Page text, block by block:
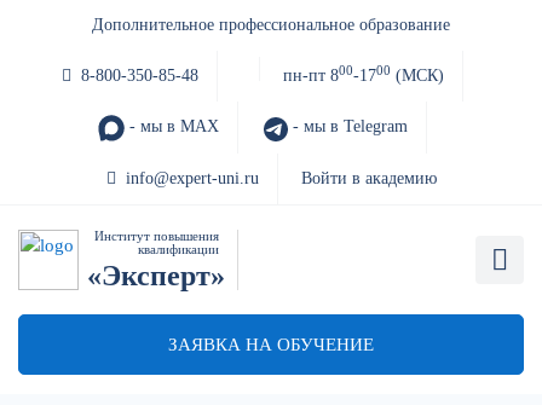
Дополнительное профессиональное образование
8-800-350-85-48 пн-пт 800-1700 (МСК)
- мы в MAX - мы в Telegram
info@expert-uni.ru Войти в академию
Институт повышения
квалификации
«Эксперт»
ЗАЯВКА НА ОБУЧЕНИЕ